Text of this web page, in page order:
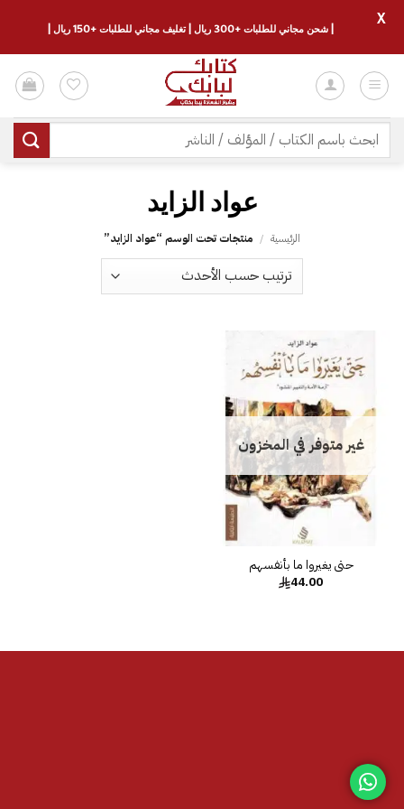
للمحتوى
البحث
عن:
عواد الزايد
الرئيسية / منتجات تحت الوسم “عواد الزايد”
غير متوفر في المخزون
حتى يغيروا ما بأنفسهم
44.00
| شحن مجاني للطلبات +300 ريال | تغليف مجاني للطلبات +150 ريال |
X